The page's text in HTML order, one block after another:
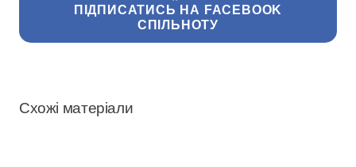
ПІДПИСАТИСЬ НА FACEBOOK
СПІЛЬНОТУ
Схожі матеріали